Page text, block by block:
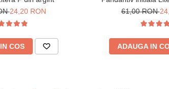
24,20 RON
COS
61,00 RON
ADAUGA IN